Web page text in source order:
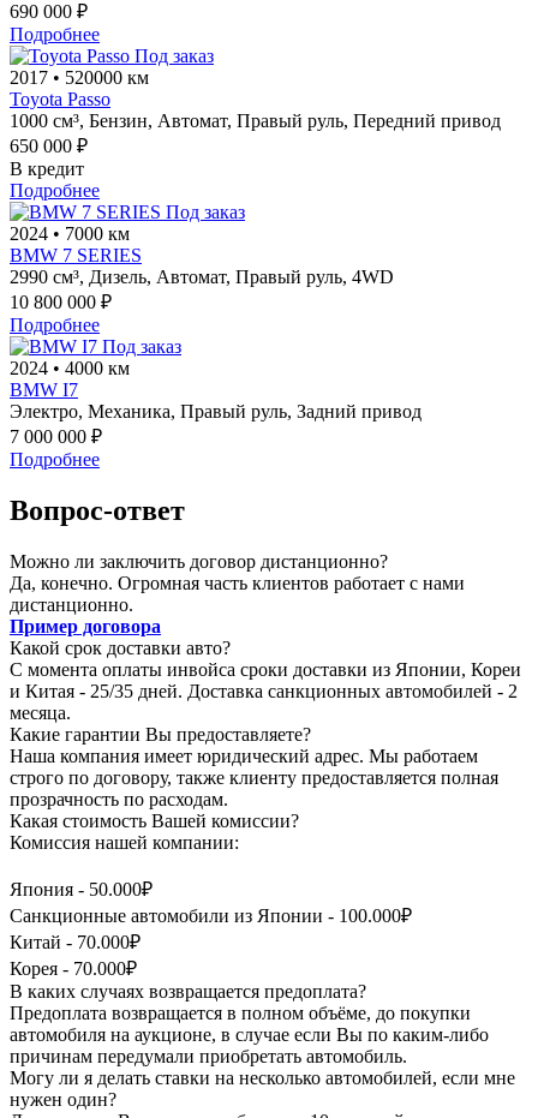
690 000 ₽
Подробнее
Под заказ
2017 • 520000 км
Toyota Passo
1000 см³, Бензин, Автомат, Правый руль, Передний привод
650 000 ₽
В кредит
Подробнее
Под заказ
2024 • 7000 км
BMW 7 SERIES
2990 см³, Дизель, Автомат, Правый руль, 4WD
10 800 000 ₽
Подробнее
Под заказ
2024 • 4000 км
BMW I7
Электро, Механика, Правый руль, Задний привод
7 000 000 ₽
Подробнее
Вопрос-ответ
Можно ли заключить договор дистанционно?
Да, конечно. Огромная часть клиентов работает с нами
дистанционно.
Пример договора
Какой срок доставки авто?
С момента оплаты инвойса сроки доставки из Японии, Кореи
и Китая - 25/35 дней. Доставка санкционных автомобилей - 2
месяца.
Какие гарантии Вы предоставляете?
Наша компания имеет юридический адрес. Мы работаем
строго по договору, также клиенту предоставляется полная
прозрачность по расходам.
Какая стоимость Вашей комиссии?
Комиссия нашей компании:
Япония - 50.000₽
Санкционные автомобили из Японии - 100.000₽
Китай - 70.000₽
Корея - 70.000₽
В каких случаях возвращается предоплата?
Предоплата возвращается в полном объёме, до покупки
автомобиля на аукционе, в случае если Вы по каким-либо
причинам передумали приобретать автомобиль.
Могу ли я делать ставки на несколько автомобилей, если мне
нужен один?